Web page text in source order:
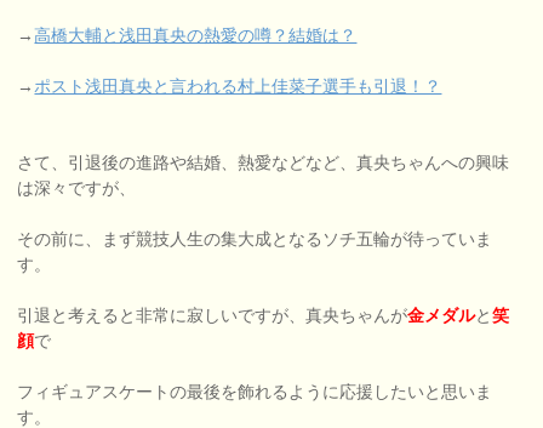
→高橋大輔と浅田真央の熱愛の噂？結婚は？
→ ポスト浅田真央と言われる村上佳菜子選手も引退！？
さて、引退後の進路や結婚、熱愛などなど、真央ちゃんへの興味
は深々ですが、
その前に、まず競技人生の集大成となるソチ五輪が待っていま
す。
引退と考えると非常に寂しいですが、真央ちゃんが金メダルと笑
顔で
フィギュアスケートの最後を飾れるように応援したいと思いま
す。